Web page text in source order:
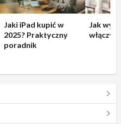
Jaki iPad kupić w
2025? Praktyczny
poradnik
Jak
włączyć